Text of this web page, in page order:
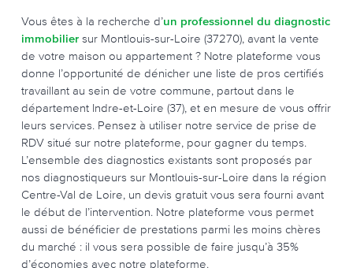
Vous êtes à la recherche d’un professionnel du diagnostic
immobilier sur Montlouis-sur-Loire (37270), avant la vente
de votre maison ou appartement ? Notre plateforme vous
donne l’opportunité de dénicher une liste de pros certifiés
travaillant au sein de votre commune, partout dans le
département Indre-et-Loire (37), et en mesure de vous offrir
leurs services. Pensez à utiliser notre service de prise de
RDV situé sur notre plateforme, pour gagner du temps.
L’ensemble des diagnostics existants sont proposés par
nos diagnostiqueurs sur Montlouis-sur-Loire dans la région
Centre-Val de Loire, un devis gratuit vous sera fourni avant
le début de l’intervention. Notre plateforme vous permet
aussi de bénéficier de prestations parmi les moins chères
du marché : il vous sera possible de faire jusqu’à 35%
d’économies avec notre plateforme.